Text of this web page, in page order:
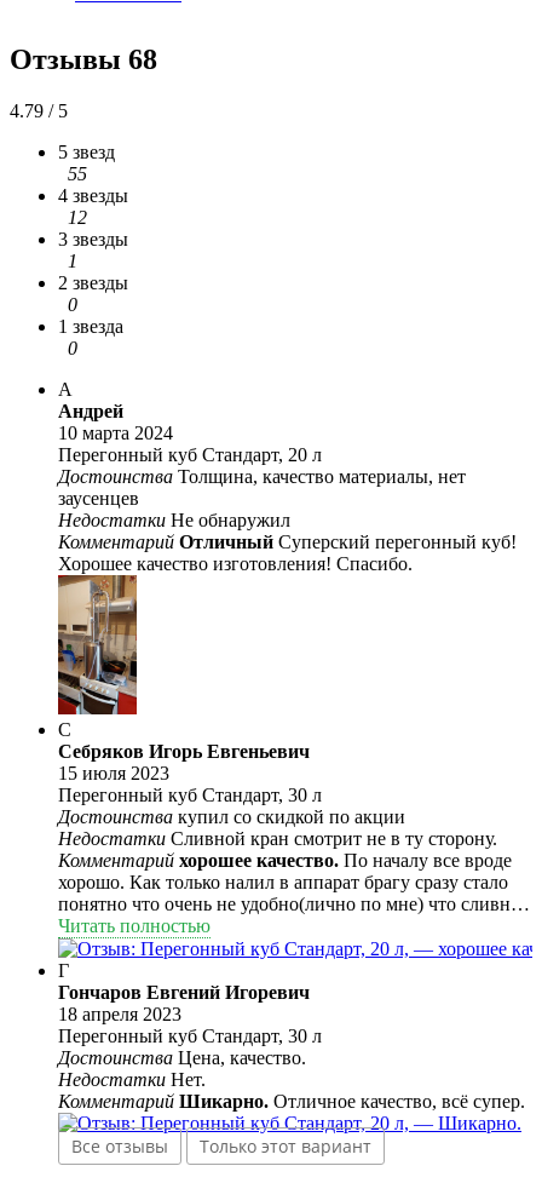
Отзывы 68
4.79 / 5
5 звезд
55
4 звезды
12
3 звезды
1
2 звезды
0
1 звезда
0
А
Андрей
10 марта 2024
Перегонный куб Стандарт, 20 л
Достоинства Толщина, качество материалы, нет
заусенцев
Недостатки Не обнаружил
Комментарий Отличный Суперский перегонный куб!
Хорошее качество изготовления! Спасибо.
С
Себряков Игорь Евгеньевич
15 июля 2023
Перегонный куб Стандарт, 30 л
Достоинства купил со скидкой по акции
Недостатки Сливной кран смотрит не в ту сторону.
Комментарий хорошее качество. По началу все вроде
хорошо. Как только налил в аппарат брагу сразу стало
понятно что очень не удобно(лично по мне) что сливной
кран вмонтирован сбоку. Очень не удобно при
переноске, постоянно цепляется за ногу и открывается,
да же брагу чуть слил... Обычно кран и термометр
находятся спереди, а тут .. В остальном, аппарат
понравился, по скорости гонит да же быстрей чем мой
старый аппарат на 20л.
Читать полностью
Г
Гончаров Евгений Игоревич
18 апреля 2023
Перегонный куб Стандарт, 30 л
Достоинства Цена, качество.
Недостатки Нет.
Комментарий Шикарно. Отличное качество, всё супер.
Все отзывы Только этот вариант